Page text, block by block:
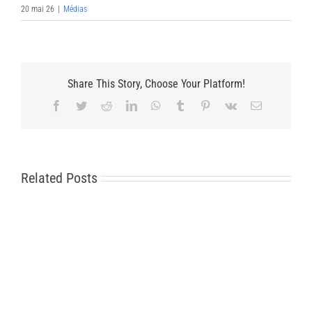
20 mai 26 | Médias
Share This Story, Choose Your Platform!
Facebook
TwitterRedditLinkedInWhatsApp
Tumblr Pinterest
Vk Email
Related Posts